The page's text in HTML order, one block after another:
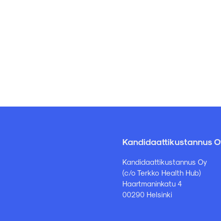
Kandidaattikustannus
Kandidaattikustannus Oy
(c/o Terkko Health Hub)
Haartmaninkatu 4
00290 Helsinki